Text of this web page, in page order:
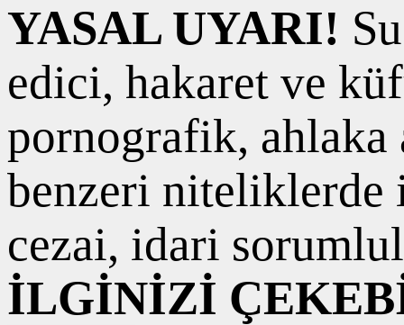
YASAL UYARI!
edici, hakaret ve
pornografik, ahlaka
benzeri niteliklerde
cezai, idari
İLGİNİZİ